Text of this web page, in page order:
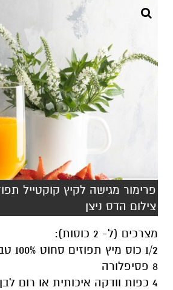
פרימור מגישה לקיץ קוקטייל
צילום הדס ניצן
מצרכים (ל- 2 כוסות):
1/2 כוס מיץ תפוזים סחוט 100% טבעי של פרימור
8 פסיפלורה
4 כפות וודקה איכותית או רום לבן